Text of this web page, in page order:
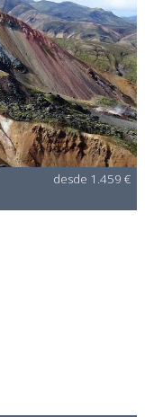
desde 1.459 €